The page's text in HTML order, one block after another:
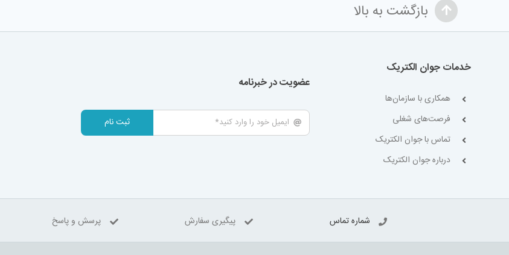
بازگشت به بالا
خدمات جوان الکتریک
همکاری با سازمان‌ها
فرصت‌های شغلی
تماس با جوان الکتریک
درباره جوان الکتریک
عضویت در خبرنامه
ثبت نام
شماره تماس پیگیری سفارش پرسش و پاسخ